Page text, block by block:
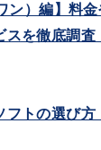
ン）編】料
を徹底調査
フトの選び